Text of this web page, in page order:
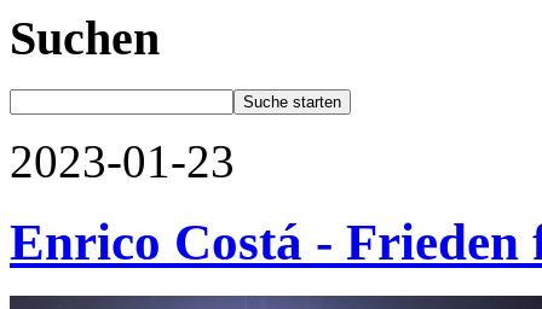
Suchen
2023-01-23
Enrico Costá - Frieden